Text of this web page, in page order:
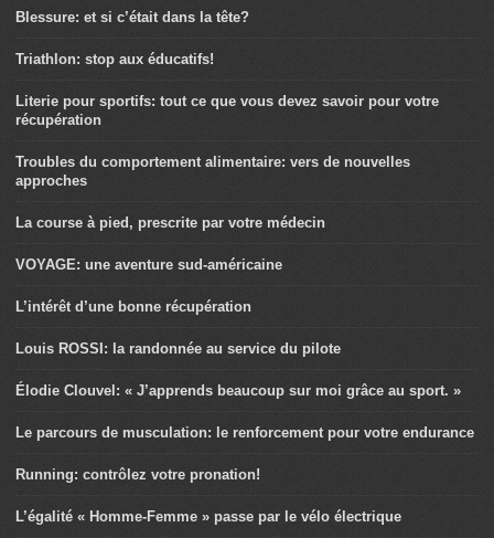
Blessure: et si c’était dans la tête?
Triathlon: stop aux éducatifs!
Literie pour sportifs: tout ce que vous devez savoir pour votre
récupération
Troubles du comportement alimentaire: vers de nouvelles
approches
La course à pied, prescrite par votre médecin
VOYAGE: une aventure sud-américaine
L’intérêt d’une bonne récupération
Louis ROSSI: la randonnée au service du pilote
Élodie Clouvel: « J’apprends beaucoup sur moi grâce au sport. »
Le parcours de musculation: le renforcement pour votre endurance
Running: contrôlez votre pronation!
L’égalité « Homme-Femme » passe par le vélo électrique